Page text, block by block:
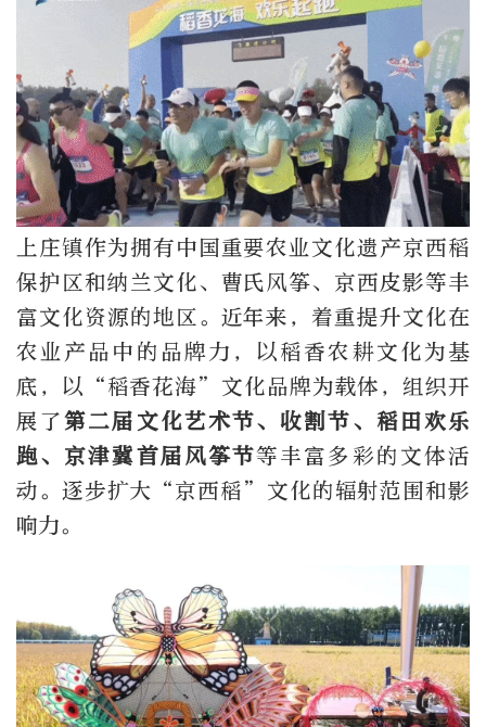
上庄镇作为拥有中国重要农业文化遗产京西稻
保护区和纳兰文化、曹氏风筝、京西皮影等丰
富文化资源的地区。近年来，着重提升文化在
农业产品中的品牌力，以稻香农耕文化为基
底，以“稻香花海”文化品牌为载体，组织开
展了第二届文化艺术节、收割节、稻田欢乐
跑、京津冀首届风筝节等丰富多彩的文体活
动。逐步扩大“京西稻”文化的辐射范围和影
响力。